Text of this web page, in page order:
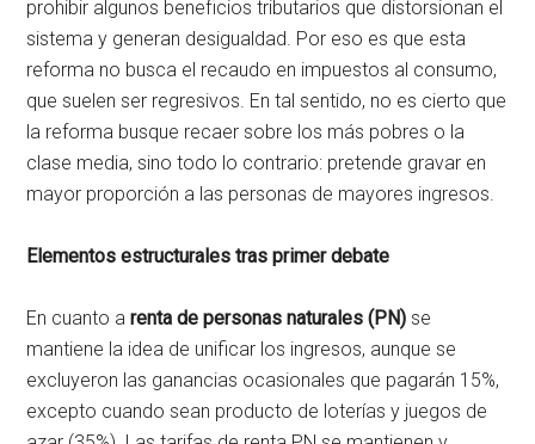
prohibir algunos beneficios tributarios que distorsionan el
sistema y generan desigualdad. Por eso es que esta
reforma no busca el recaudo en impuestos al consumo,
que suelen ser regresivos. En tal sentido, no es cierto que
la reforma busque recaer sobre los más pobres o la
clase media, sino todo lo contrario: pretende gravar en
mayor proporción a las personas de mayores ingresos.
Elementos estructurales tras primer debate
En cuanto arenta de personas naturales (PN) se
mantiene la idea de unificar los ingresos, aunque se
excluyeron las ganancias ocasionales que pagarán 15%,
excepto cuando sean producto de loterías y juegos de